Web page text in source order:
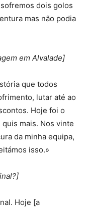
dois golos
mas não podia
em Alvalade]
que todos
lutar até ao
Hoje foi o
mais. Nos vinte
da minha equipa,
isso.»
Hoje [a